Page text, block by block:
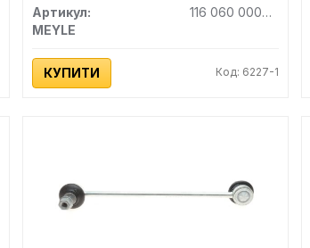
Артикул:
116 060 0000HD
MEYLE
КУПИТИ Код: 6227-1